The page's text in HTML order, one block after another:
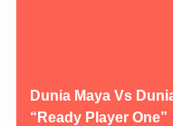
Dunia Maya Vs
“Ready Player One”